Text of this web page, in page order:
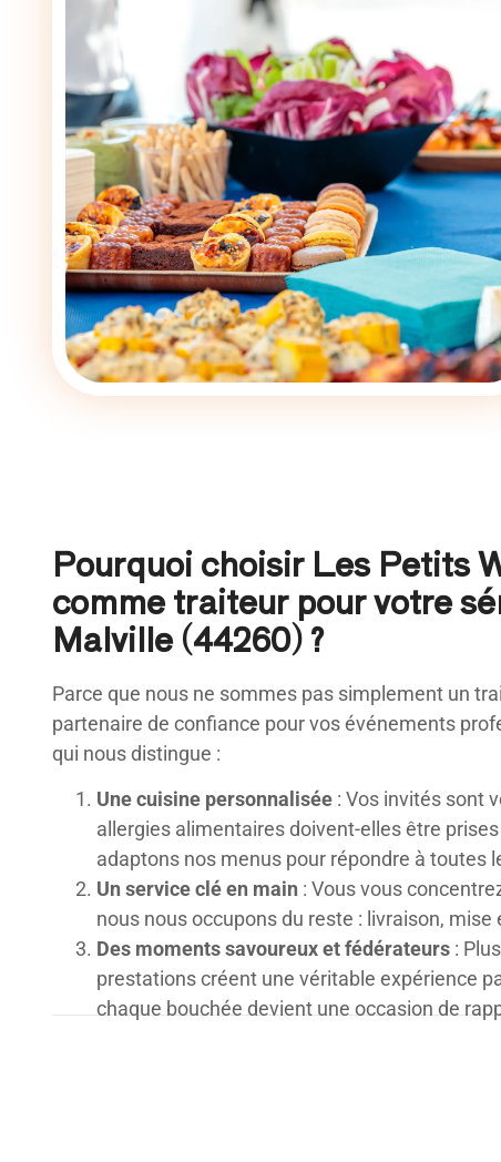
Pourquoi choisir Les Petits
comme traiteur pour votre
Malville (44260) ?
Parce que nous ne sommes pas simplement un
partenaire de confiance pour vos événements
qui nous distingue :
Une cuisine personnalisée : Vos invités sont
allergies alimentaires doivent-elles être
adaptons nos menus pour répondre à toutes
Un service clé en main : Vous vous
nous nous occupons du reste : livraison, mise
Des moments savoureux et fédérateurs :
prestations créent une véritable expérience
chaque bouchée devient une occasion de